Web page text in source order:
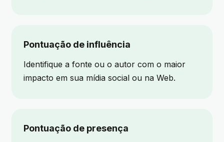
Pontuação de influência
Identifique a fonte ou o autor com o maior
impacto em sua mídia social ou na Web.
Pontuação de presença